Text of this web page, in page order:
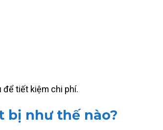
tiết kiệm chi phí.
bị như thế nào?